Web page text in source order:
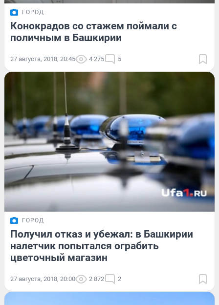
ГОРОД
Конокрадов со стажем поймали с
поличным в Башкирии
27 августа, 2018, 20:45 4 275 5
ГОРОД
Получил отказ и убежал: в Башкирии
налетчик попытался ограбить
цветочный магазин
27 августа, 2018, 20:00 2 872 2